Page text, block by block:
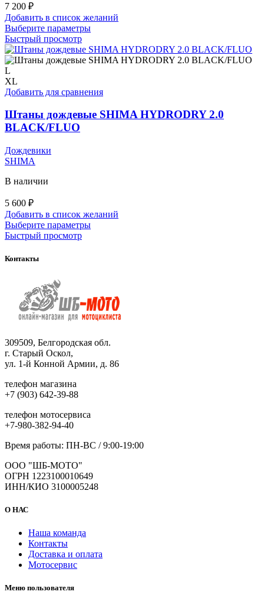
7 200 ₽
Добавить в список желаний
Выберите параметрыЭтот
имеет
несколько
можно
на
Быстрый просмотр
L
XL
Добавить для сравнения
Штаны дождевые SHIMA HYDRODRY 2.0
BLACK/FLUO
Дождевики
SHIMA
В наличии
5 600 ₽
Добавить в список желаний
Выберите параметрыЭтот
выбрать
на
странице
Быстрый просмотр
Контакты
309509, Белгородская обл.
г. Старый Оскол,
ул. 1-й Конной Армии, д. 86
телефон магазина
+7 (903) 642-39-88
телефон мотосервиса
+7-980-382-94-40
Время работы: ПН-ВС / 9:00-19:00
ООО "ШБ-МОТО"
ОГРН 1223100010649
ИНН/КИО 3100005248
О НАС
Наша команда
Контакты
Доставка и оплата
Мотосервис
Меню пользователя